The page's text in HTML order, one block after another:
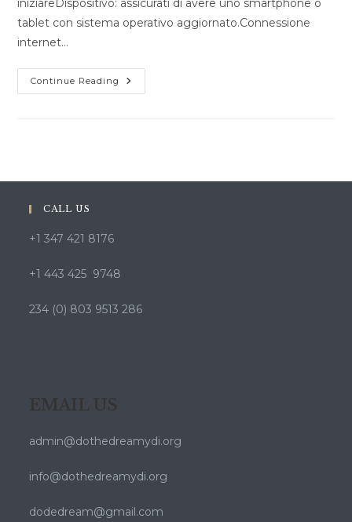
iniziareDispositivo: assicurati di avere uno smartphone o
tablet con sistema operativo aggiornato.Connessione
internet…
Continue Reading Guida
Pratica
CALL US
+1 347 421 8176
+1 443 425 9748
234 (0) 803 9513 286
EMAIL US
admin@dothedreamydi.org
info@dothedreamydi.org
dodedream@gmail.com